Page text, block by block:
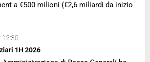
a €500 milioni (€2,6 miliardi da inizio
12:30
1H 2026